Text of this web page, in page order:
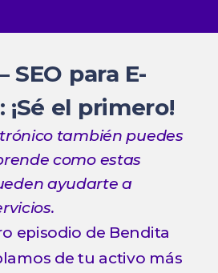
SEO para E-
el primero!
también puedes
como estas
ayudarte a
episodio de Bendita
de tu activo más